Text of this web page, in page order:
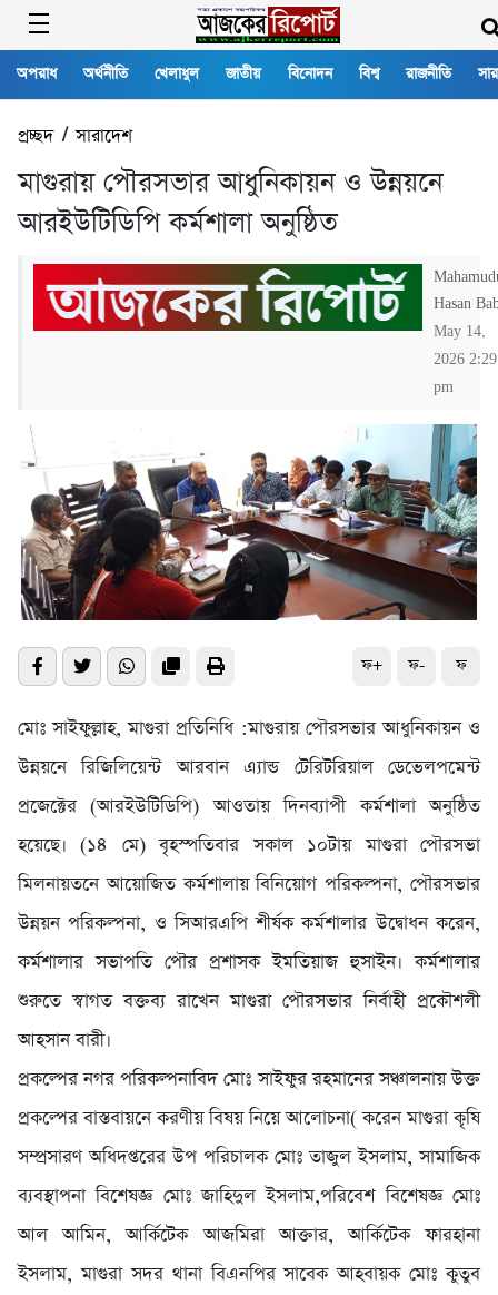
অপরাধ অর্থনীতি খেলাধুল জাতীয় বিনোদন বিশ্ব রাজনীতি
প্রচ্ছদ/সারাদেশ
মাগুরায় পৌরসভার আধুনিকায়ন ও উন্নয়নে
আরইউটিডিপি কর্মশালা অনুষ্ঠিত
Hasan
May 14,
2026 2:29
pm
ফ+ ফ- ফ
মোঃ সাইফুল্লাহ, মাগুরা প্রতিনিধি :মাগুরায় পৌরসভার আধুনিকায়ন ও
উন্নয়নে রিজিলিয়েন্ট আরবান এ্যান্ড টেরিটরিয়াল ডেভেলপমেন্ট
প্রজেক্টের (আরইউটিডিপি) আওতায় দিনব্যাপী কর্মশালা অনুষ্ঠিত
হয়েছে। (১৪ মে) বৃহস্পতিবার সকাল ১০টায় মাগুরা পৌরসভা
মিলনায়তনে আয়োজিত কর্মশালায় বিনিয়োগ পরিকল্পনা, পৌরসভার
উন্নয়ন পরিকল্পনা, ও সিআরএপি শীর্ষক কর্মশালার উদ্বোধন করেন,
কর্মশালার সভাপতি পৌর প্রশাসক ইমতিয়াজ হুসাইন। কর্মশালার
শুরুতে স্বাগত বক্তব্য রাখেন মাগুরা পৌরসভার নির্বাহী প্রকৌশলী
আহসান বারী।
প্রকল্পের নগর পরিকল্পনাবিদ মোঃ সাইফুর রহমানের সঞ্চালনায় উক্ত
প্রকল্পের বাস্তবায়নে করণীয় বিষয় নিয়ে আলোচনা( করেন মাগুরা কৃষি
সম্প্রসারণ অধিদপ্তরের উপ পরিচালক মোঃ তাজুল ইসলাম, সামাজিক
ব্যবস্থাপনা বিশেষজ্ঞ মোঃ জাহিদুল ইসলাম,পরিবেশ বিশেষজ্ঞ মোঃ
আল আমিন, আর্কিটেক আজমিরা আক্তার, আর্কিটেক ফারহানা
ইসলাম, মাগুরা সদর থানা বিএনপির সাবেক আহবায়ক মোঃ কুতুব